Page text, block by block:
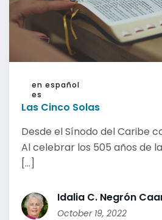
en español
es
Las Cinco Solas
Desde el Sínodo del Caribe
Al celebrar los 505 años de
[...]
Idalia C. Negrón
October 19, 2022